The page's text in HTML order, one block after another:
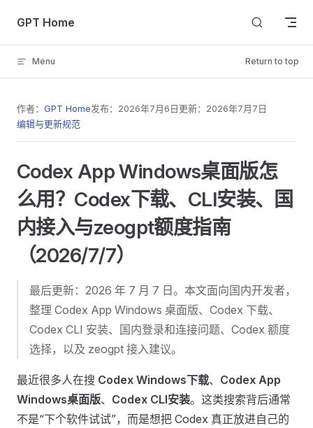
Skip to content
GPT Home
Menu Return to top
作者： GPT Home发布： 2026年7月6日更新： 2026年7月7日
编辑与更新规范
Codex App Windows桌面版怎
么用？Codex下载、CLI安装、国
内接入与zeogpt额度指南
（2026/7/7）
最后更新：2026 年 7 月 7 日。本文面向国内开发者，
整理 Codex App Windows 桌面版、Codex 下载、
Codex CLI 安装、国内登录和连接问题、Codex 额度
选择，以及 zeogpt 接入建议。
最近很多人在搜 Codex Windows下载、 Codex App
Windows桌面版、 Codex CLI安装。这类搜索背后通常
不是“下个软件试试”，而是想把 Codex 真正放进自己的